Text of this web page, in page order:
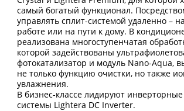
самый богатый функционал.
управлять сплит-системой удаленно –
работе или на пути к дому. В
реализована многоступенчатая
которой задействованы
фотокатализатор и модуль Nano-Aqua,
не только функцию очистки, но также
увлажнения.
В бизнес-классе лидируют инверторные
системы Lightera DC Inverter.